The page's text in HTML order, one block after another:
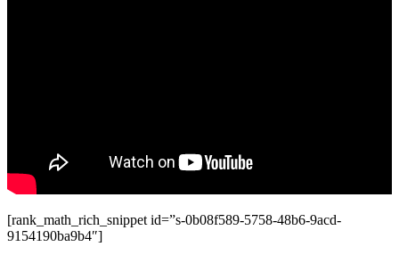
[rank_math_rich_snippet id=”s-0b08f589-5758-48b6-9acd-
9154190ba9b4″]